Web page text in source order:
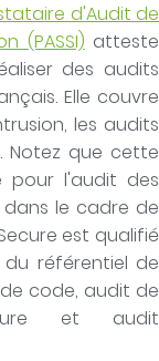
d'Audit de
(PASSI) atteste
des audits
Elle couvre
les audits
Notez que cette
pour l'audit des
dans le cadre de
est qualifié
du référentiel de
code, audit de
et audit